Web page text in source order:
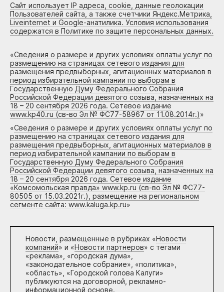
Сайт использует IP адреса, cookie, данные геолокации
Пользователей сайта, а также счетчики Яндекс.Метрика,
Liveinternet и Google-анатилика. Условия использования
содержатся в Политике по защите персональных данных.
«Сведения о размере и других условиях оплаты услуг по
размещению на страницах сетевого издания для
размещения предвыборных, агитационных материалов в
период избирательной кампании по выборам в
Государственную Думу Федерального Собрания
Российской Федерации девятого созыва, назначенных на
18 – 20 сентября 2026 года. Сетевое издание
www.kp40.ru (св-во Эл № ФС77-58967 от 11.08.2014г.)»
«Сведения о размере и других условиях оплаты услуг по
размещению на страницах сетевого издания для
размещения предвыборных, агитационных материалов в
период избирательной кампании по выборам в
Государственную Думу Федерального Собрания
Российской Федерации девятого созыва, назначенных на
18 – 20 сентября 2026 года. Сетевое издание
«Комсомольская правда» www.kp.ru (св-во Эл № ФС77-
80505 от 15.03.2021г.), размещение на региональном
сегменте сайта: www.kaluga.kp.ru»
Новости, размещенные в рубриках «Новости
компаний» и «Новости партнеров» с тегами
«реклама», «городская дума»,
«законодательное собрание», «политика»,
«область», «Городской голова Калуги»
публикуются на договорной, рекламно-
информационной основе.